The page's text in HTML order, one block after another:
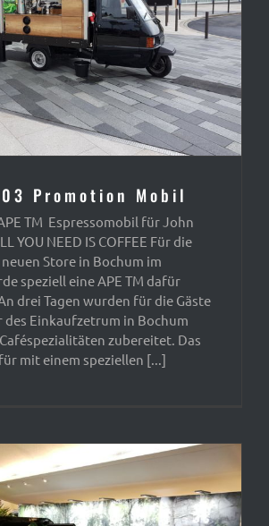
Promotion Mobil
TM Espressomobil für John
YOU NEED IS COFFEE Für die
Store in Bochum im
speziell eine APE TM dafür
drei Tagen wurden für die Gäste
des Einkaufzetrum in Bochum
zubereitet. Das
mit einem speziellen [...]